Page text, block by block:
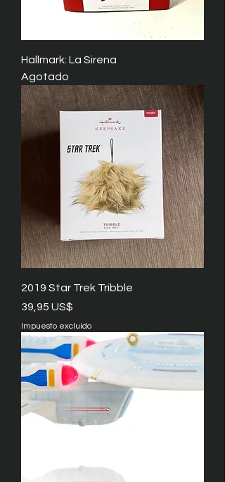
Hallmark: La Sirena
Agotado
2019 Star Trek Tribble
Precio
39,95 US$
Impuesto excluido